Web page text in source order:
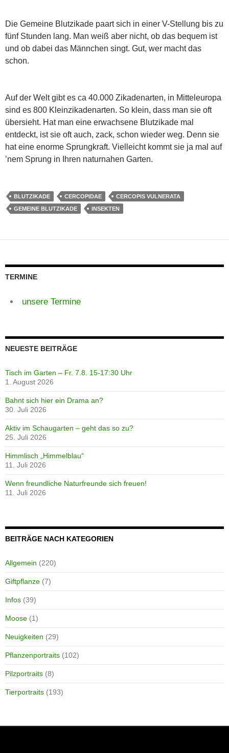
Die Gemeine Blutzikade paart sich in einer V-Stellung bis zu
fünf Stunden lang. Man weiß aber nicht, ob das bequem ist
und ob dabei das Männchen singt. Gut, wer macht das
schon.
Auf der Welt gibt es ca 40.000 Zikadenarten, in Mitteleuropa
sind es 800 Kleinzikadenarten. So klein, dass man sie oft
übersieht. Hat man eine erwachsene Blutzikade mal
entdeckt, ist sie oft auch, zack, schon wieder weg. Denn sie
hat eine enorme Sprungkraft. Vielleicht kommt sie ja mal auf
’nem Sprung in Ihren naturnahen Garten.
BLUTZIKADE CERCOPIDAE
CERCOPIS VULNERATA
GEMEINE BLUTZIKADE
INSEKTEN
TERMINE
unsere Termine
NEUESTE BEITRÄGE
Tisch im Garten – Fr. 7.8. 15-17:30 Uhr
1. August 2026
Bahnt sich hier ein Drama an?
30. Juli 2026
Aktiv im Schaugarten – geht das so zu?
25. Juli 2026
Himmlisch „Himmelblau“
11. Juli 2026
Wenn freundliche Naturfreunde sich freuen!
11. Juli 2026
BEITRÄGE NACH KATEGORIEN
Allgemein (220)
Giftpflanze (7)
Infos (39)
Moose (1)
Neuigkeiten (29)
Pflanzenportraits (102)
Pilzportraits (8)
Tierportraits (193)